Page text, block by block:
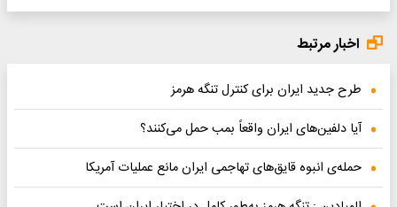
اخبار مرتبط
طرح جدید ایران برای کنترل تنگه هرمز
آیا دلفین‌های ایران واقعاً بمب حمل می‌کنند؟
حمله‌ی انبوه قایق‌های تهاجمی ایران مانع عملیات آمریکا